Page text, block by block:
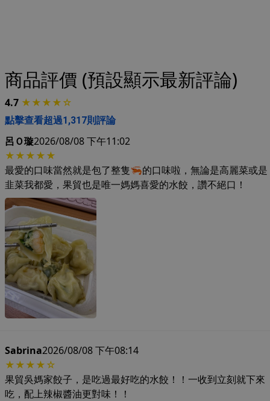
商品評價 (預設顯示最新評論)
4.7 ★★★★☆
點擊查看超過1,317則評論
呂Ｏ璇2026/08/08 下午11:02
★★★★★
最愛的口味當然就是包了整隻🦐的口味啦，無論是高麗菜或是
韭菜我都愛，果貿也是唯一媽媽喜愛的水餃，讚不絕口！
Sabrina2026/08/08 下午08:14
★★★★☆
果貿吳媽家餃子，是吃過最好吃的水餃！！一收到立刻就下來
吃，配上辣椒醬油更對味！！